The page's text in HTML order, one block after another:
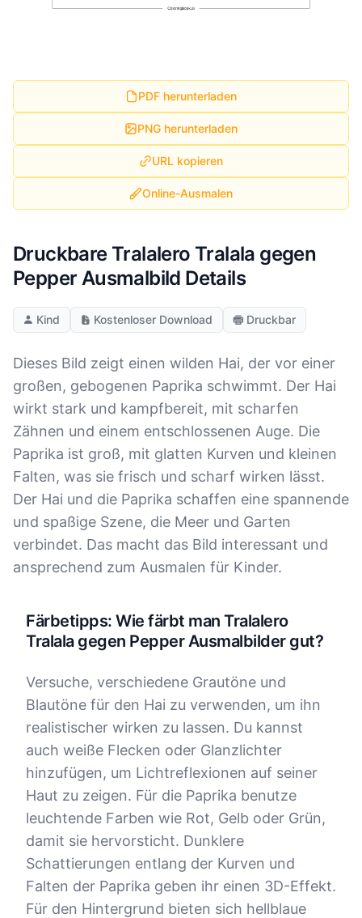
PDF herunterladen
PNG herunterladen
URL kopieren
Online-Ausmalen
Druckbare Tralalero Tralala gegen
Pepper Ausmalbild Details
Kind Kostenloser Download Druckbar
Dieses Bild zeigt einen wilden Hai, der vor einer
großen, gebogenen Paprika schwimmt. Der Hai
wirkt stark und kampfbereit, mit scharfen
Zähnen und einem entschlossenen Auge. Die
Paprika ist groß, mit glatten Kurven und kleinen
Falten, was sie frisch und scharf wirken lässt.
Der Hai und die Paprika schaffen eine spannende
und spaßige Szene, die Meer und Garten
verbindet. Das macht das Bild interessant und
ansprechend zum Ausmalen für Kinder.
Färbetipps: Wie färbt man Tralalero
Tralala gegen Pepper Ausmalbilder gut?
Versuche, verschiedene Grautöne und
Blautöne für den Hai zu verwenden, um ihn
realistischer wirken zu lassen. Du kannst
auch weiße Flecken oder Glanzlichter
hinzufügen, um Lichtreflexionen auf seiner
Haut zu zeigen. Für die Paprika benutze
leuchtende Farben wie Rot, Gelb oder Grün,
damit sie hervorsticht. Dunklere
Schattierungen entlang der Kurven und
Falten der Paprika geben ihr einen 3D-Effekt.
Für den Hintergrund bieten sich hellblaue